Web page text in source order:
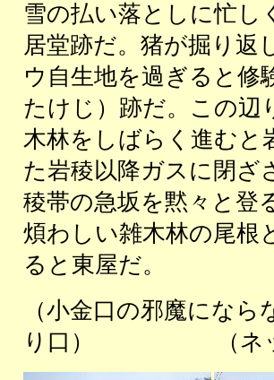
雪の払い落としに忙し
居堂跡だ。猪が掘り返
ウ自生地を過ぎると修
たけじ）跡だ。この辺
木林をしばらく進むと
た岩稜以降ガスに閉ざ
稜帯の急坂を黙々と登
煩わしい雑木林の尾根
ると東屋だ。
（小金口の邪魔にな
り口） （ネット